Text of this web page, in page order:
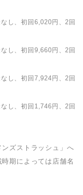
し、初回6,020円、2回
し、初回9,660円、2回
し、初回7,924円、2回
し、初回1,746円、2回
ズストラッシュ」へ
期によっては店舗名